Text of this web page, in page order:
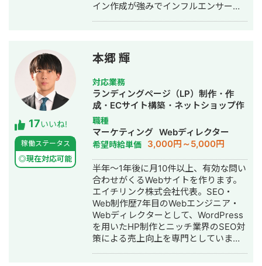
イン作成が強みでインフルエンサーの
17いいね!
稼働ステータス
◎現在対応可能
本郷 輝
対応業務
ランディングページ（LP）制作・作
成・ECサイト構築・ネットショップ作
成代行・SEO対策・記事作成代行・ラ
イティング・ホームページ制作・作
成・オウンドメディア制作・構築・運
用代行
職種
マーケティング Webディレクター
希望時給単価 3,000円～5,000円
半年～1年後に月10件以上、有効な問い
合わせがくるWebサイトを作ります。
エイチリンク株式会社代表。SEO・
Web制作歴7年目のWebエンジニア・
Webディレクターとして、WordPress
を用いたHP制作とニッチ業界のSEO対
策による売上向上を専門としていま